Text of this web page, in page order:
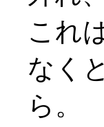
これ
なく
ら。